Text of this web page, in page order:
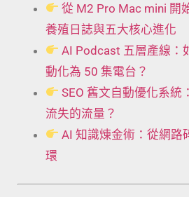
從 M2 Pro Mac mini 開
養殖日誌與五大核心進化
AI Podcast 五層產線：
動化為 50 集電台？
SEO 舊文自動優化系統
流失的流量？
AI 知識煉金術：從網路
環